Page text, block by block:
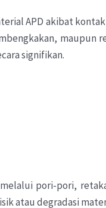
APD akibat
maupun
signifikan.
pori-pori,
atau degradasi